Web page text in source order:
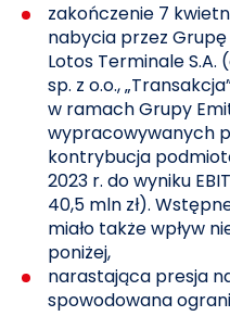
zakończenie 7
nabycia przez
Lotos Terminale S.A.
sp. z o.o.,
w ramach Grupy
wypracowywanych
kontrybucja
2023 r. do wyniku
40,5 mln zł).
miało także wpływ
poniżej,
narastająca presja
spowodowana